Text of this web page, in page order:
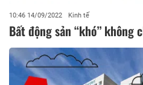
10:46 14/09/2022 Kinh tế
Bất động sản “khó” không